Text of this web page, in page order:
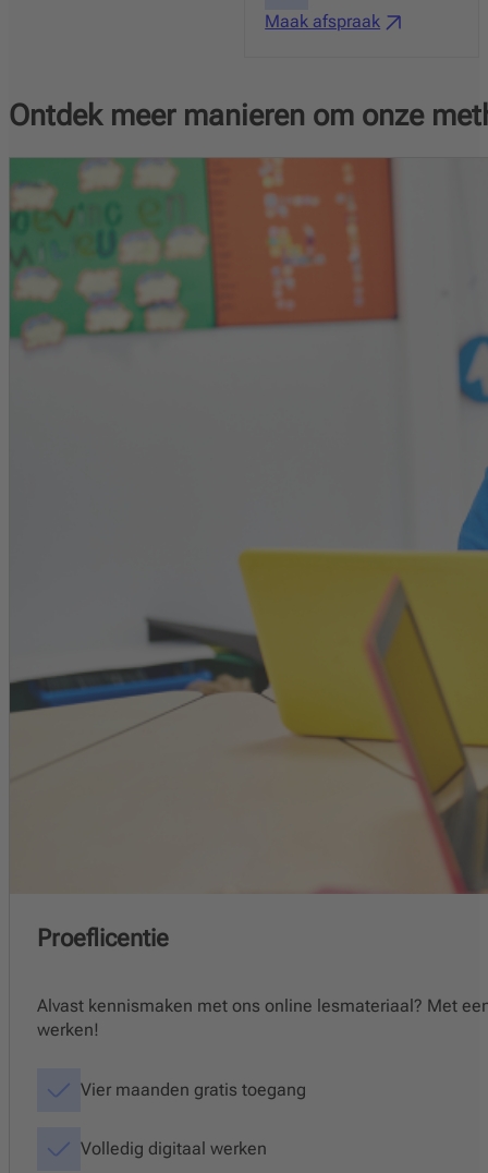
Maak afspraak
Ontdek meer manieren om onze
Proeflicentie
Alvast kennismaken met ons online lesmateriaal? Met
werken!
Vier maanden gratis toegang
Volledig digitaal werken